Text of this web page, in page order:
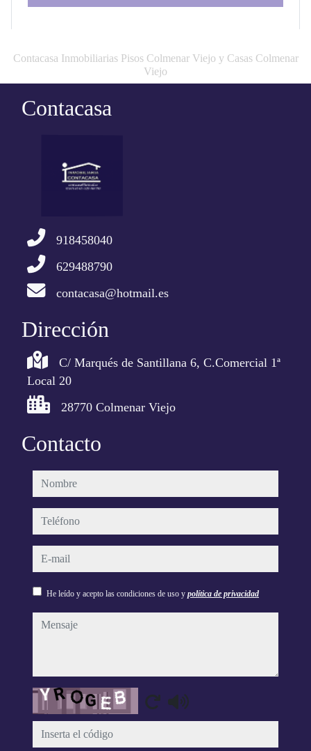
Contacasa Inmobiliarias Pisos Colmenar Viejo y Casas Colmenar
Viejo
Contacasa
918458040
629488790
contacasa@hotmail.es
Dirección
C/ Marqués de Santillana 6, C.Comercial 1ª
Local 20
28770 Colmenar Viejo
Contacto
nombre
teléfono
e-mail
He leído y acepto las condiciones de uso y política de privacidad
mensaje
Captcha